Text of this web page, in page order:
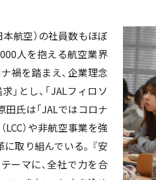
本航空）の社員数もほぼ
人を抱える航空業界
禍を踏まえ、企業理念
」とし、「JALフィロソ
田氏は「JALではコロナ
LCC）や非航空事業を強
取り組んでいる。『安
ーマに、全社で力を合